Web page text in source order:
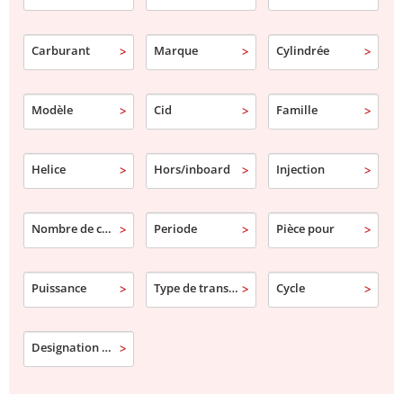
Carburant Marque Cylindrée
Modèle Cid Famille
Helice Hors/inboard Injection
Nombre de cylindre Periode Pièce pour
Puissance Type de transmission Cycle
Designation commerciale